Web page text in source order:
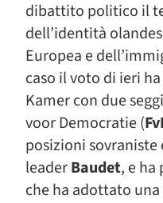
dibattito politico il
dell’identità
Europea e
caso il voto di ieri
Kamer con due
voor Democratie (
posizioni
leaderBaudet, e ha
che ha adottato